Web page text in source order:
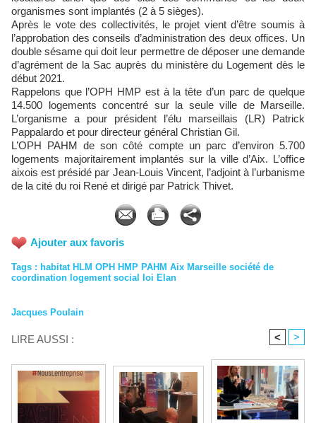
organismes sont implantés (2 à 5 sièges).
Après le vote des collectivités, le projet vient d’être soumis à
l’approbation des conseils d’administration des deux offices. Un
double sésame qui doit leur permettre de déposer une demande
d’agrément de la Sac auprès du ministère du Logement dès le
début 2021.
Rappelons que l’OPH HMP est à la tête d’un parc de quelque
14.500 logements concentré sur la seule ville de Marseille.
L’organisme a pour président l’élu marseillais (LR) Patrick
Pappalardo et pour directeur général Christian Gil.
L’OPH PAHM de son côté compte un parc d’environ 5.700
logements majoritairement implantés sur la ville d’Aix. L’office
aixois est présidé par Jean-Louis Vincent, l’adjoint à l’urbanisme
de la cité du roi René et dirigé par Patrick Thivet.
Ajouter aux favoris
Tags : habitat HLM OPH HMP PAHM Aix Marseille société de
coordination logement social loi Elan
Jacques Poulain
LIRE AUSSI : < >